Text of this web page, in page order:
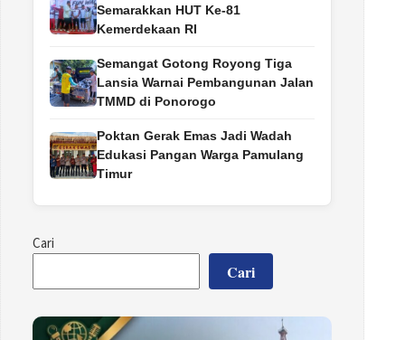
Semarakkan HUT Ke-81
Kemerdekaan RI
Semangat Gotong Royong Tiga
Lansia Warnai Pembangunan Jalan
TMMD di Ponorogo
Poktan Gerak Emas Jadi Wadah
Edukasi Pangan Warga Pamulang
Timur
Cari
Cari